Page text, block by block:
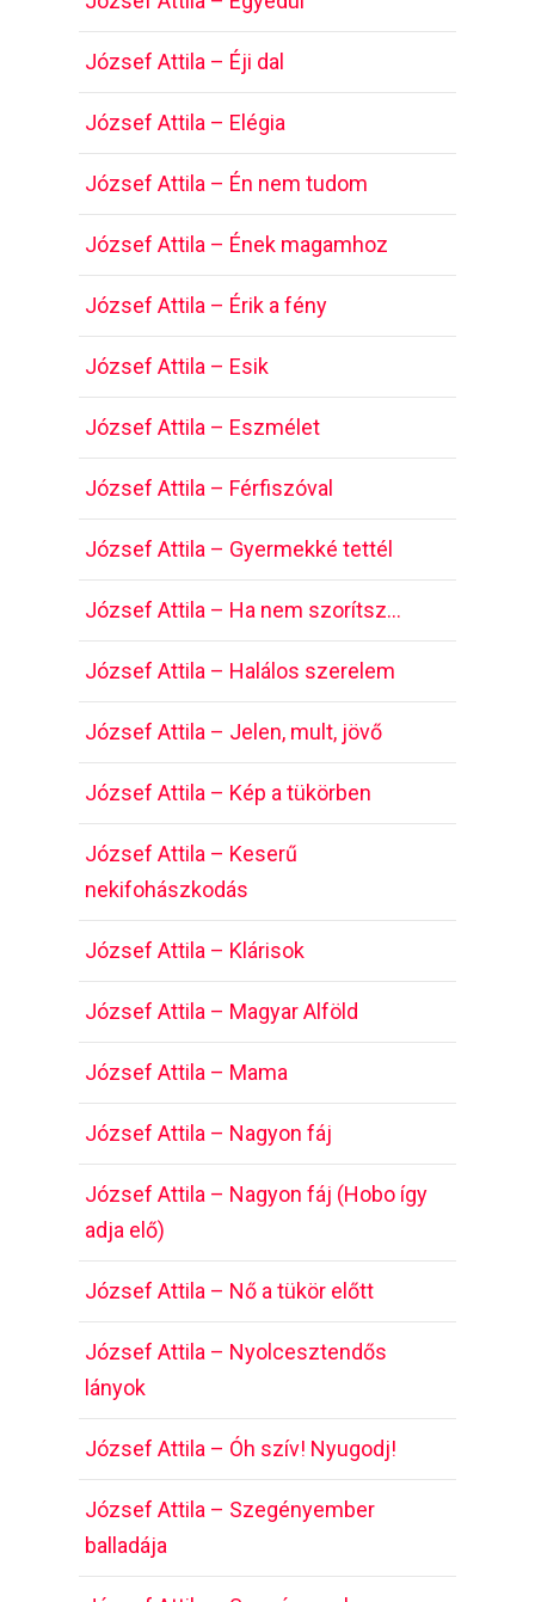
József Attila – Éji dal
József Attila – Elégia
József Attila – Én nem tudom
József Attila – Ének magamhoz
József Attila – Érik a fény
József Attila – Esik
József Attila – Eszmélet
József Attila – Férfiszóval
József Attila – Gyermekké tettél
József Attila – Ha nem szorítsz…
József Attila – Halálos szerelem
József Attila – Jelen, mult, jövő
József Attila – Kép a tükörben
József Attila – Keserű
nekifohászkodás
József Attila – Klárisok
József Attila – Magyar Alföld
József Attila – Mama
József Attila – Nagyon fáj
József Attila – Nagyon fáj (Hobo így
adja elő)
József Attila – Nő a tükör előtt
József Attila – Nyolcesztendős
lányok
József Attila – Óh szív! Nyugodj!
József Attila – Szegényember
balladája